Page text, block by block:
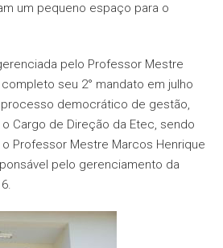
um pequeno espaço para o
pelo Professor Mestre
seu 2° mandato em julho
democrático de gestão,
Cargo de Direção da Etec, sendo
Professor Mestre Marcos Henrique
pelo gerenciamento da